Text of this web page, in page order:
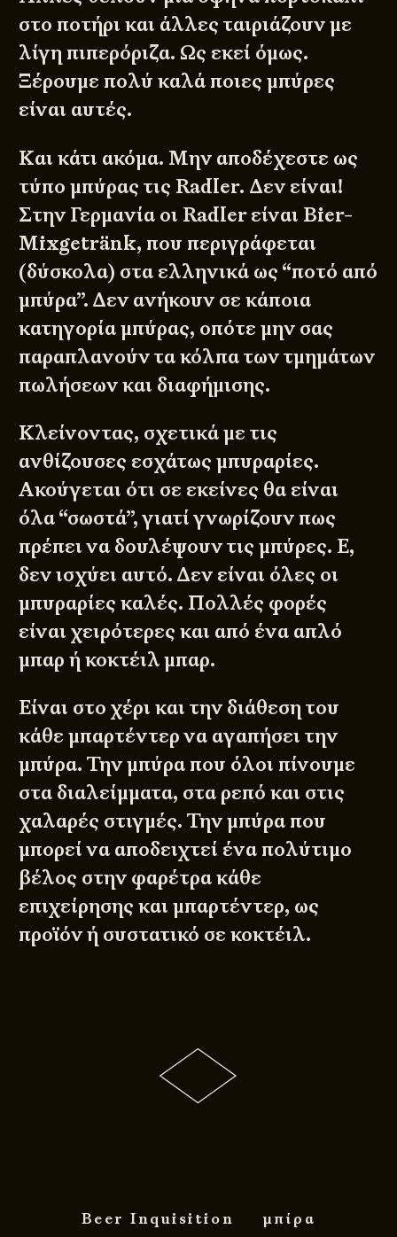
στο ποτήρι και άλλες ταιριάζουν με
λίγη πιπερόριζα. Ως εκεί όμως.
Ξέρουμε πολύ καλά ποιες μπύρες
είναι αυτές.
Και κάτι ακόμα. Μην αποδέχεστε ως
τύπο μπύρας τις Radler. Δεν είναι!
Στην Γερμανία οι Radler είναι Bier-
Mixgetränk, που περιγράφεται
(δύσκολα) στα ελληνικά ως “ποτό από
μπύρα”. Δεν ανήκουν σε κάποια
κατηγορία μπύρας, οπότε μην σας
παραπλανούν τα κόλπα των τμημάτων
πωλήσεων και διαφήμισης.
Κλείνοντας, σχετικά με τις
ανθίζουσες εσχάτως μπυραρίες.
Ακούγεται ότι σε εκείνες θα είναι
όλα “σωστά”, γιατί γνωρίζουν πως
πρέπει να δουλέψουν τις μπύρες. Ε,
δεν ισχύει αυτό. Δεν είναι όλες οι
μπυραρίες καλές. Πολλές φορές
είναι χειρότερες και από ένα απλό
μπαρ ή κοκτέιλ μπαρ.
Είναι στο χέρι και την διάθεση του
κάθε μπαρτέντερ να αγαπήσει την
μπύρα. Την μπύρα που όλοι πίνουμε
στα διαλείμματα, στα ρεπό και στις
χαλαρές στιγμές. Την μπύρα που
μπορεί να αποδειχτεί ένα πολύτιμο
βέλος στην φαρέτρα κάθε
επιχείρησης και μπαρτέντερ, ως
προϊόν ή συστατικό σε κοκτέιλ.
Beer Inquisition μπίρα